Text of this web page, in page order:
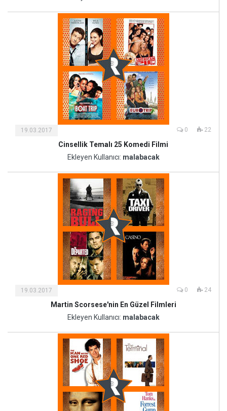
19.03.2017 0 22
Cinsellik Temalı 25 Komedi Filmi
Ekleyen Kullanıcı: malabacak
19.03.2017 0 24
Martin Scorsese'nin En Güzel Filmleri
Ekleyen Kullanıcı: malabacak